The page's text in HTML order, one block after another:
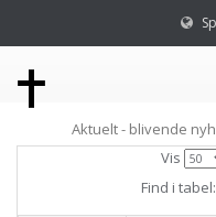
Aktuelt - blivende
Vis
Find i tabel: